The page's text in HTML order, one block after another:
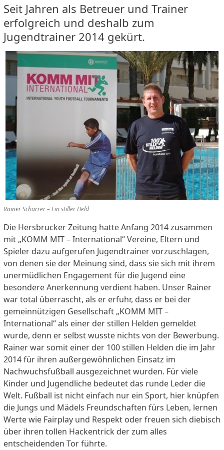
Seit Jahren als Betreuer und Trainer
erfolgreich und deshalb zum
Jugendtrainer 2014 gekürt.
Rainer Scharrer – Ein stiller Held
Die Hersbrucker Zeitung hatte Anfang 2014 zusammen
mit „KOMM MIT – International“ Vereine, Eltern und
Spieler dazu aufgerufen Jugendtrainer vorzuschlagen,
von denen sie der Meinung sind, dass sie sich mit ihrem
unermüdlichen Engagement für die Jugend eine
besondere Anerkennung verdient haben. Unser Rainer
war total überrascht, als er erfuhr, dass er bei der
gemeinnützigen Gesellschaft „KOMM MIT –
International“ als einer der stillen Helden gemeldet
wurde, denn er selbst wusste nichts von der Bewerbung.
Rainer war somit einer der 100 stillen Helden die im Jahr
2014 für ihren außergewöhnlichen Einsatz im
Nachwuchsfußball ausgezeichnet wurden. Für viele
Kinder und Jugendliche bedeutet das runde Leder die
Welt. Fußball ist nicht einfach nur ein Sport, hier knüpfen
die Jungs und Mädels Freundschaften fürs Leben, lernen
Werte wie Fairplay und Respekt oder freuen sich diebisch
über ihren tollen Hackentrick der zum alles
entscheidenden Tor führte.